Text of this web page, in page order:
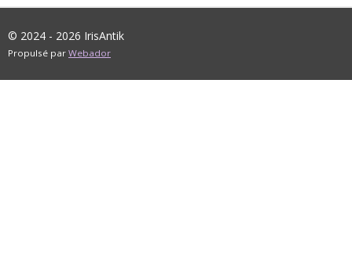
© 2024 - 2026 IrisAntik
Propulsé par Webador